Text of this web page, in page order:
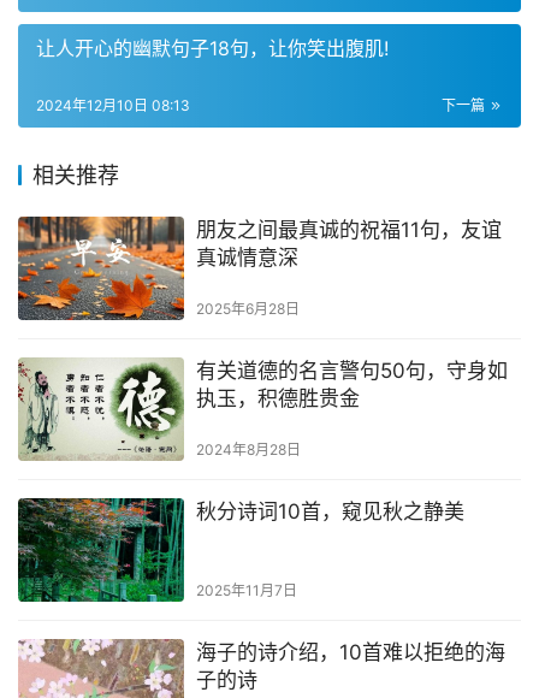
让人开心的幽默句子18句，让你笑出腹肌!
下一篇
2024年12月10日 08:13
相关推荐
朋友之间最真诚的祝福11句，友谊
真诚情意深
2025年6月28日
有关道德的名言警句50句，守身如
执玉，积德胜贵金
2024年8月28日
秋分诗词10首，窥见秋之静美
2025年11月7日
海子的诗介绍，10首难以拒绝的海
子的诗